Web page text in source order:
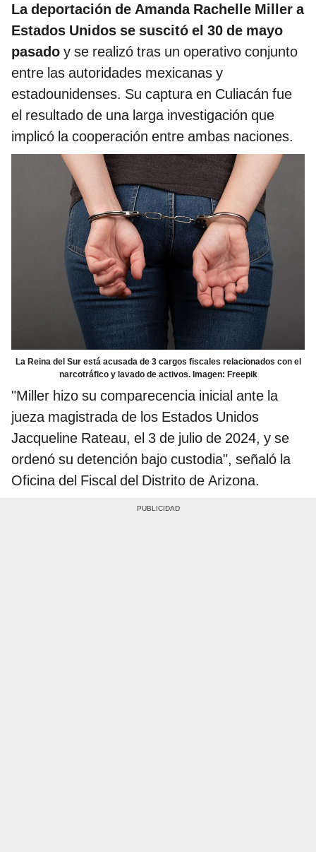
La deportación de Amanda Rachelle Miller a
Estados Unidos se suscitó el 30 de mayo
pasado y se realizó tras un operativo conjunto
entre las autoridades mexicanas y
estadounidenses. Su captura en Culiacán fue
el resultado de una larga investigación que
implicó la cooperación entre ambas naciones.
La Reina del Sur está acusada de 3 cargos fiscales relacionados con el
narcotráfico y lavado de activos. Imagen: Freepik
"Miller hizo su comparecencia inicial ante la
jueza magistrada de los Estados Unidos
Jacqueline Rateau, el 3 de julio de 2024, y se
ordenó su detención bajo custodia", señaló la
Oficina del Fiscal del Distrito de Arizona.